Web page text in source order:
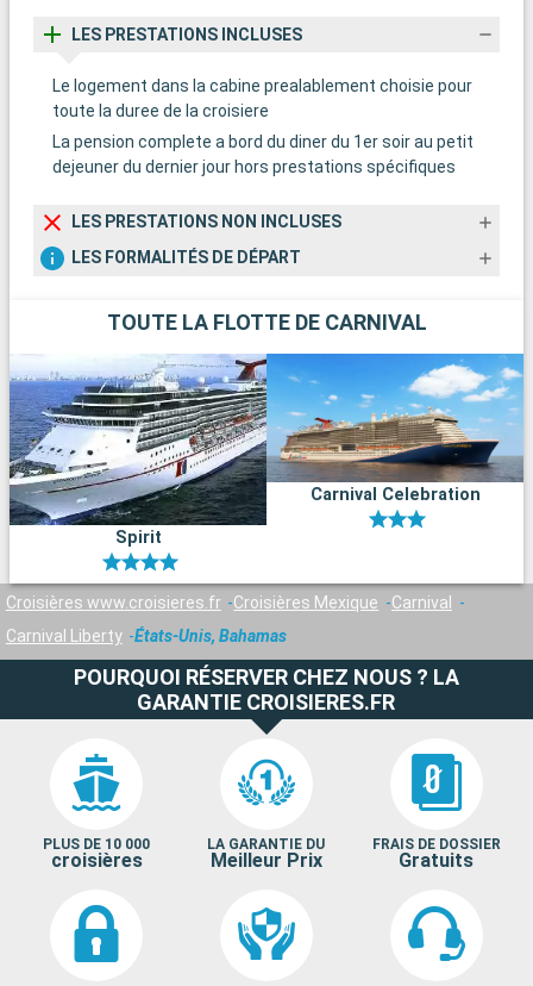
LES PRESTATIONS INCLUSES
Le logement dans la cabine prealablement choisie pour
toute la duree de la croisiere
La pension complete a bord du diner du 1er soir au petit
dejeuner du dernier jour hors prestations spécifiques
LES PRESTATIONS NON INCLUSES
LES FORMALITÉS DE DÉPART
TOUTE LA FLOTTE DE CARNIVAL
Spirit
Carnival Celebration
Croisières www.croisieres.fr Croisières Mexique
Carnival
Carnival Liberty
États-Unis, Bahamas
POURQUOI RÉSERVER CHEZ NOUS ? LA
GARANTIE CROISIERES.FR
PLUS DE 10 000
croisières
LA GARANTIE DU
Meilleur Prix
FRAIS DE DOSSIER
Gratuits